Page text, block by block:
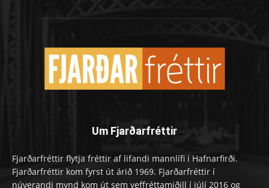
Um Fjarðarfréttir
Fjarðarfréttir flytja fréttir af lifandi mannlífi í Hafnarfirði.
Fjarðarfréttir kom fyrst út árið 1969. Fjarðarfréttir í
núverandi mynd kom út sem veffréttamiðill í júlí 2016 og